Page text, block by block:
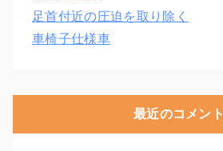
足首付近の圧迫を取り除く
車椅子仕様車
最近のコメント